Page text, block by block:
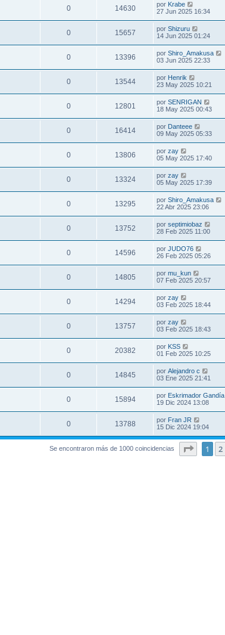
0 14630 por Krabe
27 Jun 2025 16:34
0 15657 por Shizuru
14 Jun 2025 01:24
0 13396 por Shiro_Amakusa
03 Jun 2025 22:33
0 13544 por Henrik
23 May 2025 10:21
0 12801 por SENRIGAN
18 May 2025 00:43
0 16414 por Danteee
09 May 2025 05:33
0 13806 por zay
05 May 2025 17:40
0 13324 por zay
05 May 2025 17:39
0 13295 por Shiro_Amakusa
22 Abr 2025 23:06
0 13752 por septimiobaz
28 Feb 2025 11:00
0 14596 por JUDO76
26 Feb 2025 05:26
0 14805 por mu_kun
07 Feb 2025 20:57
0 14294 por zay
03 Feb 2025 18:44
0 13757 por zay
03 Feb 2025 18:43
0 20382 por KSS
01 Feb 2025 10:25
0 14845 por Alejandro c
03 Ene 2025 21:41
0 15894 por Eskrimador Gandía
19 Dic 2024 13:08
0 13788 por Fran JR
15 Dic 2024 19:04
Se encontraron más de 1000 coincidencias Página1
1 2